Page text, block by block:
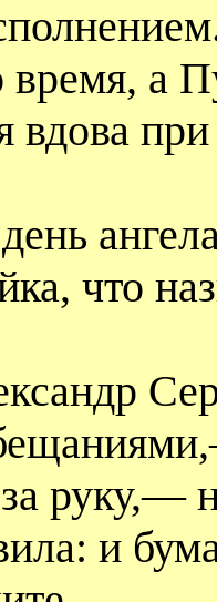
время, а
вдова
что
за
и